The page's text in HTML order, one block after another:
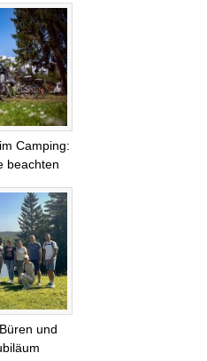
Camping:
beachten
und